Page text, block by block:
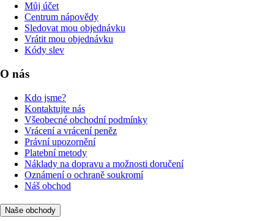
Můj účet
Centrum nápovědy
Sledovat mou objednávku
Vrátit mou objednávku
Kódy slev
O nás
Kdo jsme?
Kontaktujte nás
Všeobecné obchodní podmínky
Vrácení a vrácení peněz
Právní upozornění
Platební metody
Náklady na dopravu a možnosti doručení
Oznámení o ochraně soukromí
Náš obchod
Naše obchody